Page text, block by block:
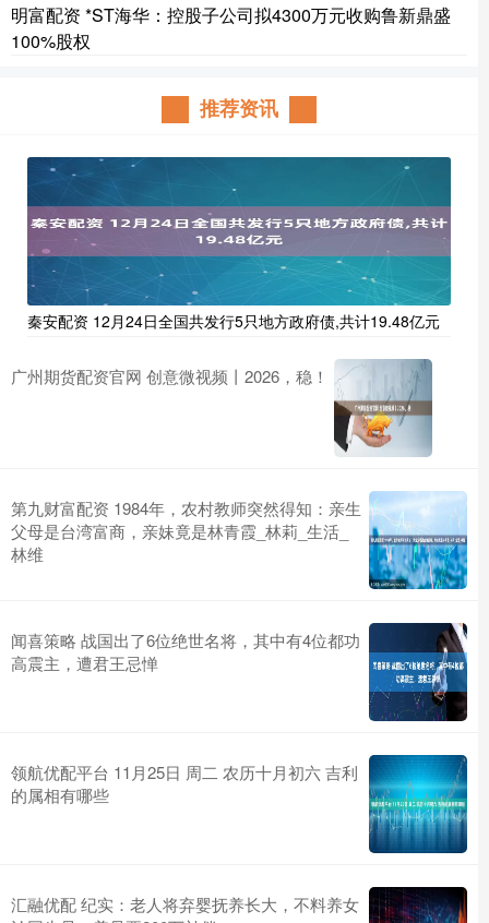
明富配资 *ST海华：控股子公司拟4300万元收购鲁新鼎盛
100%股权
推荐资讯
秦安配资 12月24日全国共发行5只地方政府债,共计19.48亿元
广州期货配资官网 创意微视频丨2026，稳！
第九财富配资 1984年，农村教师突然得知：亲生
父母是台湾富商，亲妹竟是林青霞_林莉_生活_
林维
闻喜策略 战国出了6位绝世名将，其中有4位都功
高震主，遭君王忌惮
领航优配平台 11月25日 周二 农历十月初六 吉利
的属相有哪些
汇融优配 纪实：老人将弃婴抚养长大，不料养女